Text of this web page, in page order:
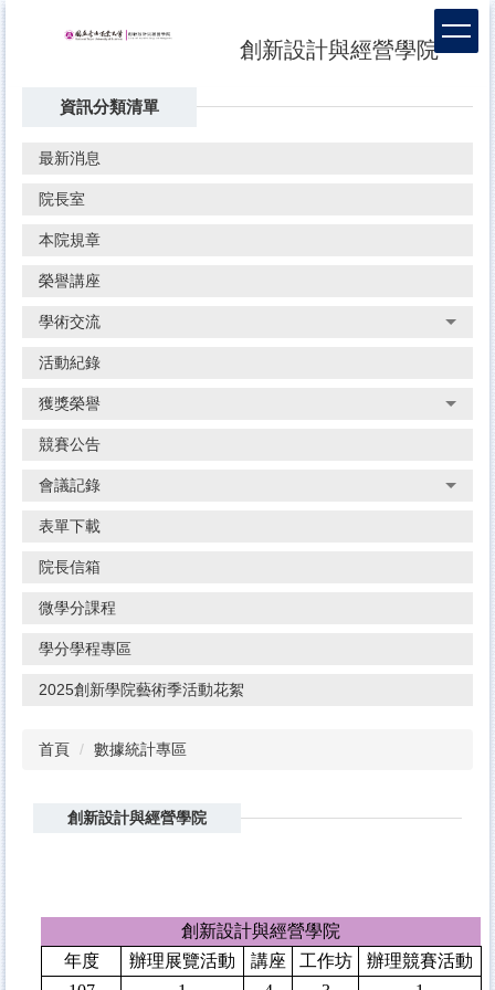
創新設計與經營學院
資訊分類清單
最新消息
院長室
本院規章
榮譽講座
學術交流
活動紀錄
獲獎榮譽
競賽公告
會議記錄
表單下載
院長信箱
微學分課程
學分學程專區
2025創新學院藝術季活動花絮
首頁 數據統計專區
創新設計與經營學院
創新設計與經營學院
年度
辦理展覽活動 講座 工作坊
辦理競賽活動